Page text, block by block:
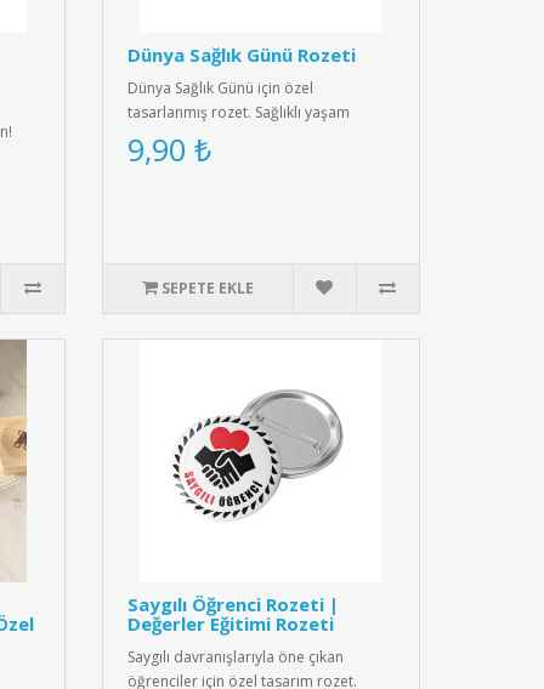
Dünya Sağlık Günü Rozeti
Dünya Sağlık Günü için özel
tasarlanmış rozet. Sağlıklı yaşam
bilincini yaymak için ideal aksesuar.R..
9,90 ₺
SEPETE EKLE
Saygılı Öğrenci Rozeti |
Değerler Eğitimi Rozeti
Saygılı davranışlarıyla öne çıkan
öğrenciler için özel tasarım rozet.